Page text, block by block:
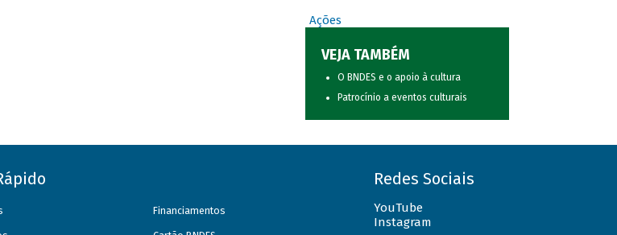
Ações
VEJA TAMBÉM
O BNDES e o apoio à cultura
Patrocínio a eventos culturais
Financiamentos
Redes Sociais
YouTube
Instagram